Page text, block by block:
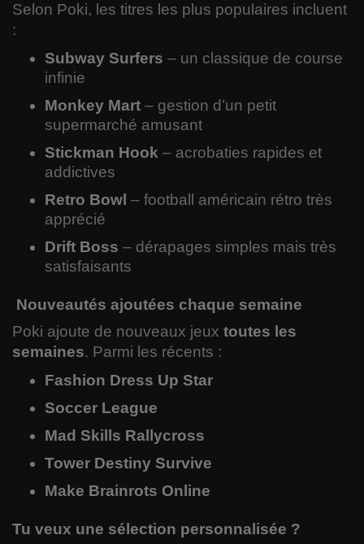
Selon Poki, les titres les plus populaires incluent
:
Subway Surfers – un classique de course
infinie
Monkey Mart – gestion d’un petit
supermarché amusant
Stickman Hook – acrobaties rapides et
addictives
Retro Bowl – football américain rétro très
apprécié
Drift Boss – dérapages simples mais très
satisfaisants
Nouveautés ajoutées chaque semaine
Poki ajoute de nouveaux jeux toutes les
semaines. Parmi les récents :
Fashion Dress Up Star
Soccer League
Mad Skills Rallycross
Tower Destiny Survive
Make Brainrots Online
Tu veux une sélection personnalisée ?